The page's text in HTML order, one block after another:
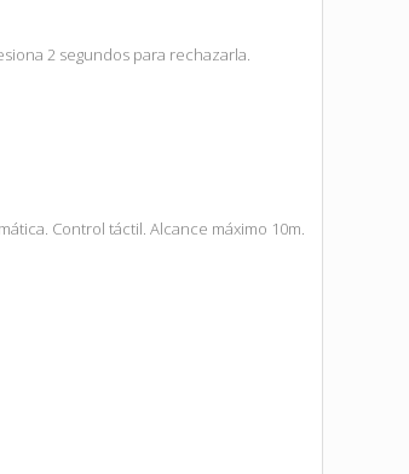
2 segundos para rechazarla.
Control táctil. Alcance máximo 10m.